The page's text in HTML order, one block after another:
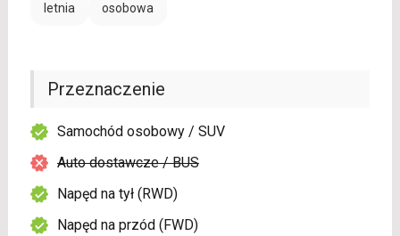
letnia osobowa
Przeznaczenie
Samochód osobowy / SUV
Auto dostawcze / BUS
Napęd na tył (RWD)
Napęd na przód (FWD)